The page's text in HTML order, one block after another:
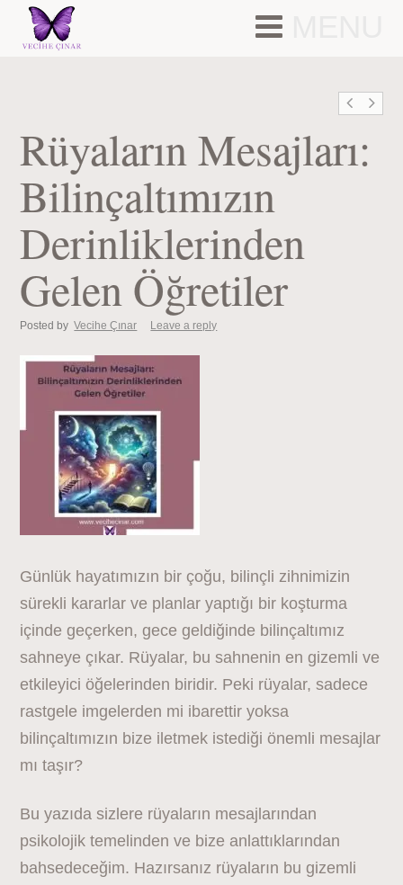
MENU
Rüyaların Mesajları:
Bilinçaltımızın
Derinliklerinden
Gelen Öğretiler
Posted by Vecihe Çınar Leave a reply
Günlük hayatımızın bir çoğu, bilinçli zihnimizin
sürekli kararlar ve planlar yaptığı bir koşturma
içinde geçerken, gece geldiğinde bilinçaltımız
sahneye çıkar. Rüyalar, bu sahnenin en gizemli ve
etkileyici öğelerinden biridir. Peki rüyalar, sadece
rastgele imgelerden mi ibarettir yoksa
bilinçaltımızın bize iletmek istediği önemli mesajlar
mı taşır?
Bu yazıda sizlere rüyaların mesajlarından
psikolojik temelinden ve bize anlattıklarından
bahsedeceğim. Hazırsanız rüyaların bu gizemli